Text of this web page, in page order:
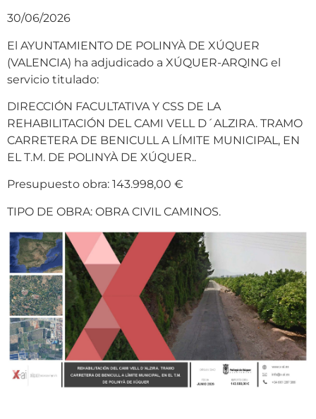
30/06/2026
El AYUNTAMIENTO DE POLINYÀ DE XÚQUER
(VALENCIA) ha adjudicado a XÚQUER-ARQING el
servicio titulado:
DIRECCIÓN FACULTATIVA Y CSS DE LA
REHABILITACIÓN DEL CAMI VELL D´ALZIRA. TRAMO
CARRETERA DE BENICULL A LÍMITE MUNICIPAL, EN
EL T.M. DE POLINYÀ DE XÚQUER..
Presupuesto obra: 143.998,00 €
TIPO DE OBRA: OBRA CIVIL CAMINOS.